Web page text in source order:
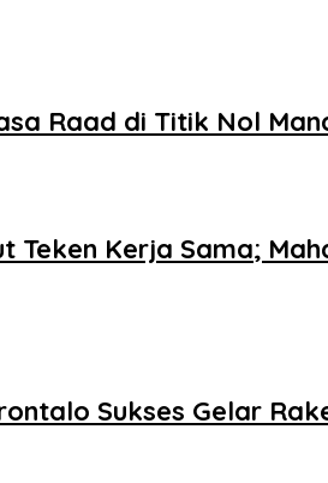
Raad di Titik Nol
Teken Kerja Sama;
Sukses Gelar